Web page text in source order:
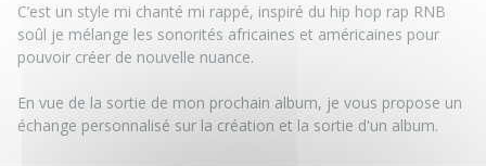
C’est un style mi chanté mi rappé, inspiré du hip hop rap RNB
soûl je mélange les sonorités africaines et américaines pour
pouvoir créer de nouvelle nuance.
En vue de la sortie de mon prochain album, je vous propose un